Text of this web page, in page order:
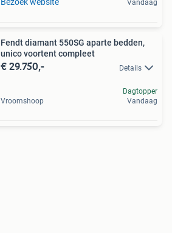
Bezoek website
Vandaag
Fendt diamant 550SG aparte bedden,
unico voortent compleet
€ 29.750,- Details
Vroomshoop
Dagtopper
Vandaag